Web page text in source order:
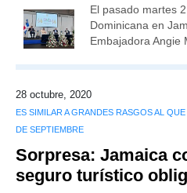
El pasado martes
Dominicana en
Embajadora Angie
28 octubre, 2020
ES SIMILAR A GRANDES RASGOS AL
DE SEPTIEMBRE
Sorpresa: Jamaica
seguro turístico